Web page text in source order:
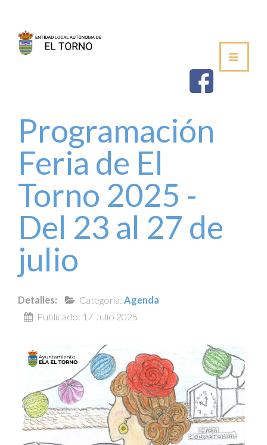
SALUDA DEL ALCALDE
CORPORACIÓN MUNICIPAL
VOCALÍAS / DELEGACIONES
PLENOS DE LA JUNTA VECINAL
PERFIL DE CONTRATANTE
Programación
Feria de El
Torno 2025 -
Del 23 al 27 de
julio
Detalles: Categoría: Agenda
Publicado: 17 Julio 2025